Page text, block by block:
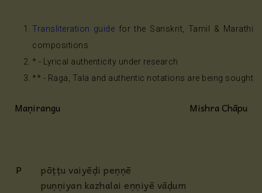
Transliteration guide for the Sanskrit, Tamil & Marathi
compositions
* - Lyrical authenticity under research
** - Raga, Tala and authentic notations are being sought
Maṇirangu Mishra Chāpu
P
pōṭṭu vaiyēḍi peṇṇē
puṇṇiyan kazhalai eṇṇiyē vāḍum